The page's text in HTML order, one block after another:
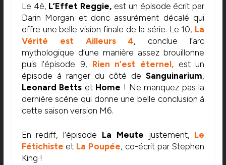
Le 4è, L’Effet Reggie, est un épisode écrit par
Darin Morgan et donc assurément décalé qui
offre une belle vision finale de la série. Le 10, La
Vérité est Ailleurs 4, conclue l’arc
mythologique d’une manière assez brouillonne
puis l’épisode 9, Rien n’est éternel,est un
épisode à ranger du côté deSanguinarium,
Leonard Betts et Home ! Ne manquez pas la
dernière scène qui donne une belle conclusion à
cette saison version M6.
En rediff, l’épisode La Meute justement, Le
Fétichiste et La Poupée, co-écrit par Stephen
King !